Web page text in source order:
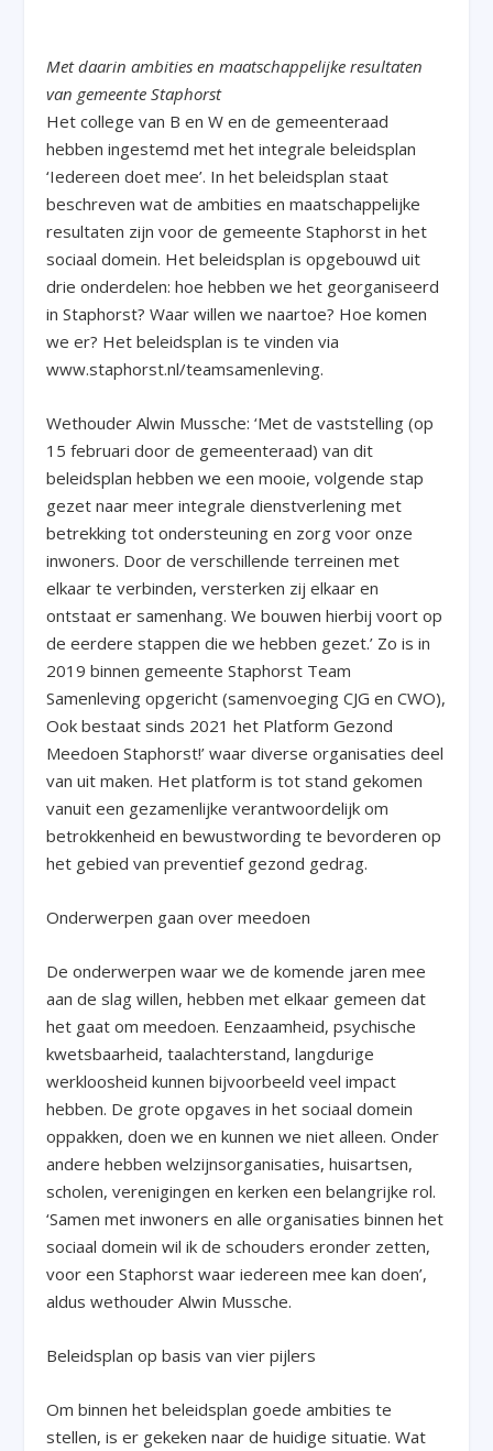
Met daarin ambities en maatschappelijke resultaten
van gemeente Staphorst
Het college van B en W en de gemeenteraad
hebben ingestemd met het integrale beleidsplan
‘Iedereen doet mee’. In het beleidsplan staat
beschreven wat de ambities en maatschappelijke
resultaten zijn voor de gemeente Staphorst in het
sociaal domein. Het beleidsplan is opgebouwd uit
drie onderdelen: hoe hebben we het georganiseerd
in Staphorst? Waar willen we naartoe? Hoe komen
we er? Het beleidsplan is te vinden via
www.staphorst.nl/teamsamenleving.
Wethouder Alwin Mussche: ‘Met de vaststelling (op
15 februari door de gemeenteraad) van dit
beleidsplan hebben we een mooie, volgende stap
gezet naar meer integrale dienstverlening met
betrekking tot ondersteuning en zorg voor onze
inwoners. Door de verschillende terreinen met
elkaar te verbinden, versterken zij elkaar en
ontstaat er samenhang. We bouwen hierbij voort op
de eerdere stappen die we hebben gezet.’ Zo is in
2019 binnen gemeente Staphorst Team
Samenleving opgericht (samenvoeging CJG en CWO),
Ook bestaat sinds 2021 het Platform Gezond
Meedoen Staphorst!’ waar diverse organisaties deel
van uit maken. Het platform is tot stand gekomen
vanuit een gezamenlijke verantwoordelijk om
betrokkenheid en bewustwording te bevorderen op
het gebied van preventief gezond gedrag.
Onderwerpen gaan over meedoen
De onderwerpen waar we de komende jaren mee
aan de slag willen, hebben met elkaar gemeen dat
het gaat om meedoen. Eenzaamheid, psychische
kwetsbaarheid, taalachterstand, langdurige
werkloosheid kunnen bijvoorbeeld veel impact
hebben. De grote opgaves in het sociaal domein
oppakken, doen we en kunnen we niet alleen. Onder
andere hebben welzijnsorganisaties, huisartsen,
scholen, verenigingen en kerken een belangrijke rol.
‘Samen met inwoners en alle organisaties binnen het
sociaal domein wil ik de schouders eronder zetten,
voor een Staphorst waar iedereen mee kan doen’,
aldus wethouder Alwin Mussche.
Beleidsplan op basis van vier pijlers
Om binnen het beleidsplan goede ambities te
stellen, is er gekeken naar de huidige situatie. Wat